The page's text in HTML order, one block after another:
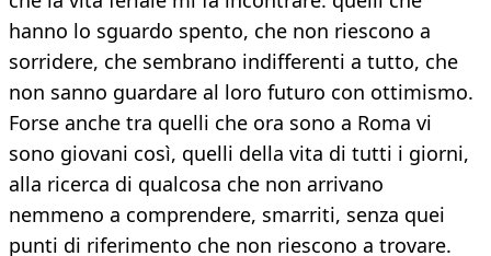
hanno lo sguardo spento, che non riescono a
sorridere, che sembrano indifferenti a tutto, che
non sanno guardare al loro futuro con ottimismo.
Forse anche tra quelli che ora sono a Roma vi
sono giovani così, quelli della vita di tutti i giorni,
alla ricerca di qualcosa che non arrivano
nemmeno a comprendere, smarriti, senza quei
punti di riferimento che non riescono a trovare.